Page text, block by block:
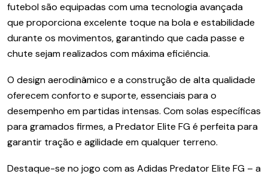
futebol são equipadas com uma tecnologia avançada
que proporciona excelente toque na bola e estabilidade
durante os movimentos, garantindo que cada passe e
chute sejam realizados com máxima eficiência.
O design aerodinâmico e a construção de alta qualidade
oferecem conforto e suporte, essenciais para o
desempenho em partidas intensas. Com solas específicas
para gramados firmes, a Predator Elite FG é perfeita para
garantir tração e agilidade em qualquer terreno.
Destaque-se no jogo com as Adidas Predator Elite FG – a